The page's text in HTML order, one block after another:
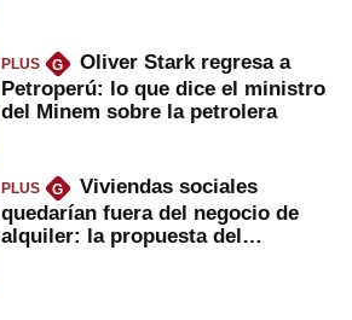
PLUS G
Oliver Stark regresa a
Petroperú: lo que dice el ministro
del Minem sobre la petrolera
PLUS G
Viviendas sociales
quedarían fuera del negocio de
alquiler: la propuesta del